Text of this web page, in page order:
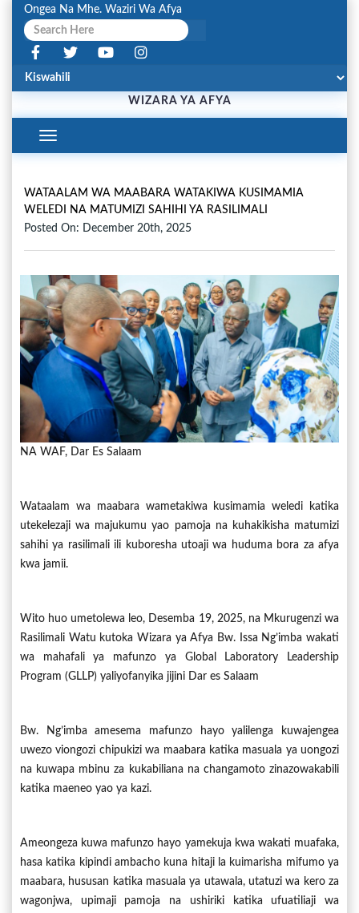
Ongea Na Mhe. Waziri Wa Afya
WIZARA YA AFYA
Toggle
Navigation
WATAALAM WA MAABARA WATAKIWA KUSIMAMIA
WELEDI NA MATUMIZI SAHIHI YA RASILIMALI
Posted On: December 20th, 2025
NA WAF, Dar Es Salaam
Wataalam wa maabara wametakiwa kusimamia weledi katika
utekelezaji wa majukumu yao pamoja na kuhakikisha matumizi
sahihi ya rasilimali ili kuboresha utoaji wa huduma bora za afya
kwa jamii.
Wito huo umetolewa leo, Desemba 19, 2025, na Mkurugenzi wa
Rasilimali Watu kutoka Wizara ya Afya Bw. Issa Ng’imba wakati
wa mahafali ya mafunzo ya Global Laboratory Leadership
Program (GLLP) yaliyofanyika jijini Dar es Salaam
Bw. Ng’imba amesema mafunzo hayo yalilenga kuwajengea
uwezo viongozi chipukizi wa maabara katika masuala ya uongozi
na kuwapa mbinu za kukabiliana na changamoto zinazowakabili
katika maeneo yao ya kazi.
Ameongeza kuwa mafunzo hayo yamekuja kwa wakati muafaka,
hasa katika kipindi ambacho kuna hitaji la kuimarisha mifumo ya
maabara, hususan katika masuala ya utawala, utatuzi wa kero za
wagonjwa, upimaji pamoja na ushiriki katika ufuatiliaji wa